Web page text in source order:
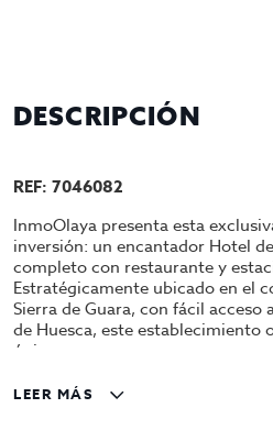
DESCRIPCIÓN
REF: 7046082
InmoOlaya presenta esta
inversión: un encantador Hotel
completo con restaurante y
Estratégicamente ubicado en el
Sierra de Guara, con fácil acceso
de Huesca, este establecimiento
única.
Con un total de 12 estancias
LEER MÁS